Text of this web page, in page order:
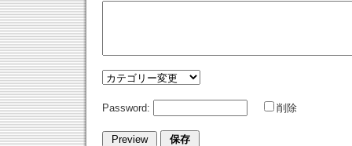
Password: 削除